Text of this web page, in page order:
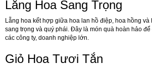
Lẵng Hoa Sang Trọng
Lẵng hoa kết hợp giữa hoa lan hồ điệp, hoa hồng và
sang trọng và quý phái. Đây là món quà hoàn hảo
các công ty, doanh nghiệp lớn.
Giỏ Hoa Tươi Tắn